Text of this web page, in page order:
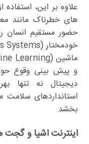
علاوه بر این،
های خطرناک مانند
حضور مستقیم
و پیش بینی وقوع
دیجیتال نه تنها
استانداردهای
بخشد.
اینترنت اشیا و